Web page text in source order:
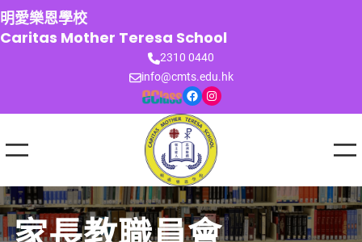
跳
至
主
明愛樂恩學校
Caritas Mother Teresa School
2310 0440
info@cmts.edu.hk
Facebook Instagram